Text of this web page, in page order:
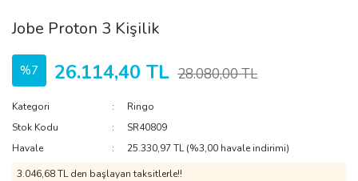
Jobe Proton 3 Kişilik
%7 26.114,40 TL 28.080,00 TL
Kategori
Ringo
Stok Kodu
SR40809
Havale
25.330,97 TL (%3,00 havale indirimi)
3.046,68 TL den başlayan taksitlerle!!